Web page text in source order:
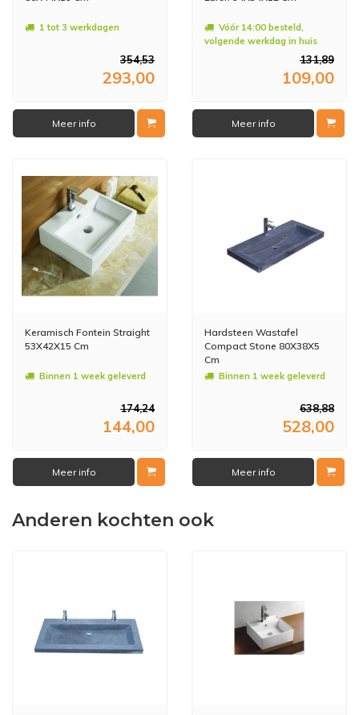
1 tot 3 werkdagen
354,53
293,00
Meer info
Vóór 14:00 besteld,
volgende werkdag in huis
131,89
109,00
Meer info
Keramisch Fontein Straight
53X42X15 Cm
Binnen 1 week geleverd
174,24
144,00
Meer info
Hardsteen Wastafel
Compact Stone 80X38X5
Cm
Binnen 1 week geleverd
638,88
528,00
Meer info
Anderen kochten ook